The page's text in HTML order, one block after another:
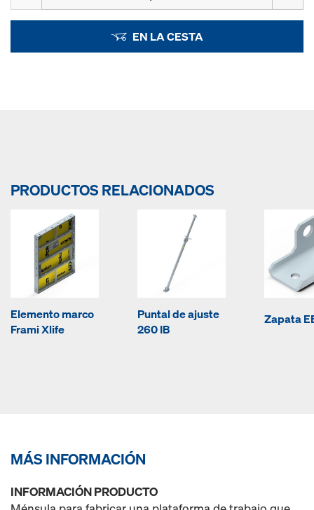
EN LA CESTA
PRODUCTOS RELACIONADOS
Elemento marco
Frami Xlife
Puntal de ajuste
260 IB
Zapata
MÁS INFORMACIÓN
INFORMACIÓN PRODUCTO